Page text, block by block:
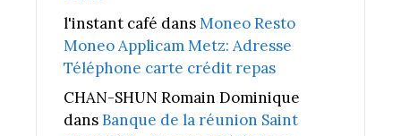
l'instant café dansMoneo Resto
Moneo Applicam Metz: Adresse
Téléphone carte crédit repas
CHAN-SHUN Romain Dominique
dansBanque de la réunion Saint